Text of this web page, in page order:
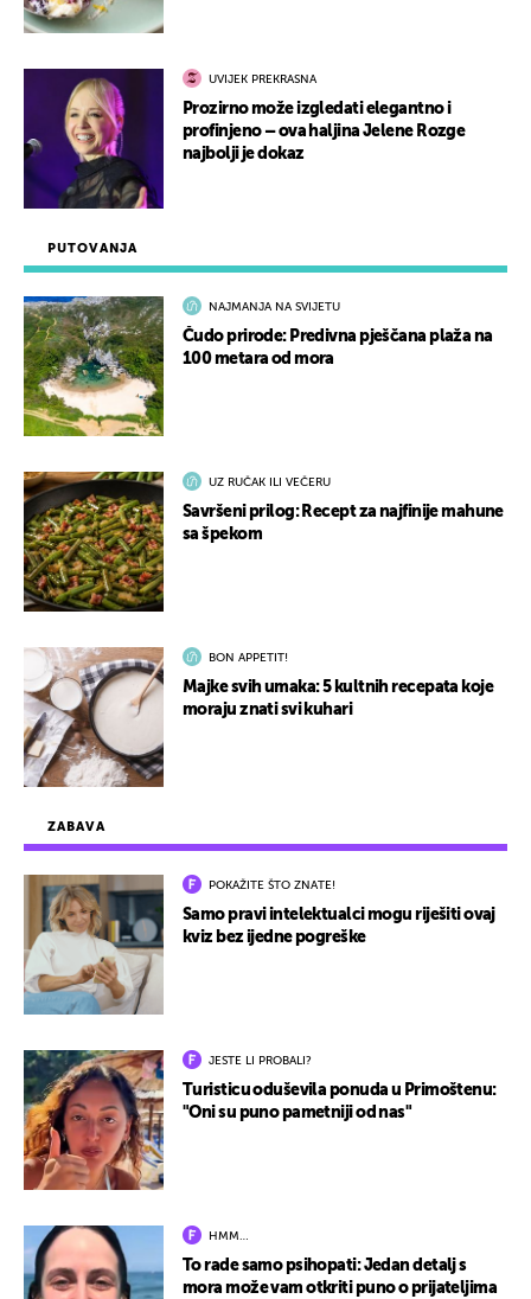
ZABAVA
POKAŽITE ŠTO ZNATE!
Samo pravi intelektualci mogu riješiti ovaj
kviz bez ijedne pogreške
JESTE LI PROBALI?
Turisticu oduševila ponuda u Primoštenu:
"Oni su puno pametniji od nas"
HMM…
To rade samo psihopati: Jedan detalj s
mora može vam otkriti puno o prijateljima
PUTOVANJA
NAJMANJA NA SVIJETU
Čudo prirode: Predivna pješčana plaža na
100 metara od mora
UZ RUČAK ILI VEČERU
Savršeni prilog: Recept za najfinije mahune
sa špekom
BON APPETIT!
Majke svih umaka: 5 kultnih recepata koje
moraju znati svi kuhari
UVIJEK PREKRASNA
Prozirno može izgledati elegantno i
profinjeno – ova haljina Jelene Rozge
najbolji je dokaz